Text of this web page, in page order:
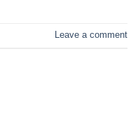
Leave a comment